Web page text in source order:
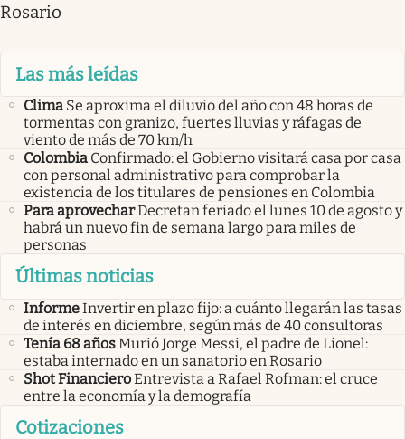
Rosario
Las más leídas
Clima Se aproxima el diluvio del año con 48 horas de
tormentas con granizo, fuertes lluvias y ráfagas de
viento de más de 70 km/h
Colombia Confirmado: el Gobierno visitará casa por casa
con personal administrativo para comprobar la
existencia de los titulares de pensiones en Colombia
Para aprovecharDecretan feriado el lunes 10 de agosto y
habrá un nuevo fin de semana largo para miles de
personas
Últimas noticias
InformeInvertir en plazo fijo: a cuánto llegarán las tasas
de interés en diciembre, según más de 40 consultoras
Tenía 68 añosMurió Jorge Messi, el padre de Lionel:
estaba internado en un sanatorio en Rosario
Shot FinancieroEntrevista a Rafael Rofman: el cruce
entre la economía y la demografía
Cotizaciones